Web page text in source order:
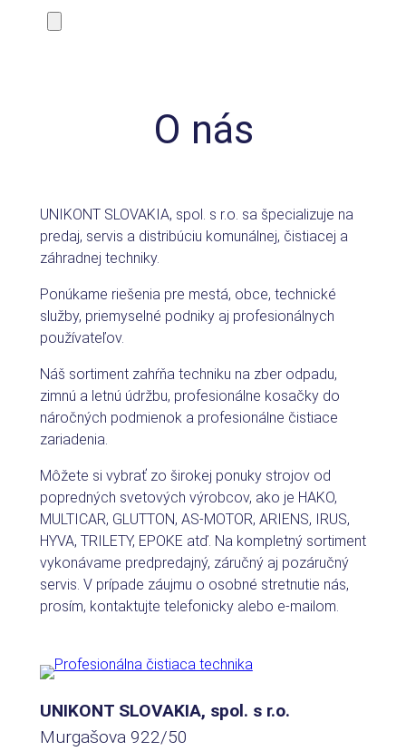
O nás
UNIKONT SLOVAKIA, spol. s r.o. sa špecializuje na
predaj, servis a distribúciu komunálnej, čistiacej a
záhradnej techniky.
Ponúkame riešenia pre mestá, obce, technické
služby, priemyselné podniky aj profesionálnych
používateľov.
Náš sortiment zahŕňa techniku na zber odpadu,
zimnú a letnú údržbu, profesionálne kosačky do
náročných podmienok a profesionálne čistiace
zariadenia.
Môžete si vybrať zo širokej ponuky strojov od
popredných svetových výrobcov, ako je HAKO,
MULTICAR, GLUTTON, AS-MOTOR, ARIENS, IRUS,
HYVA, TRILETY, EPOKE atď. Na kompletný sortiment
vykonávame predpredajný, záručný aj pozáručný
servis. V prípade záujmu o osobné stretnutie nás,
prosím, kontaktujte telefonicky alebo e-mailom.
UNIKONT SLOVAKIA, spol. s r.o.
Murgašova 922/50